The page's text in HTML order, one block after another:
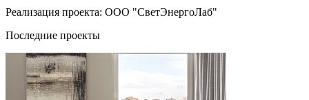
Реализация проекта: ООО "СветЭнергоЛаб"
Последние проекты